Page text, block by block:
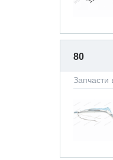
80
Запчасти